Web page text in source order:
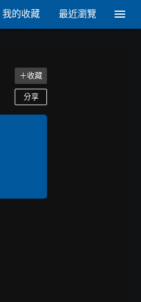
我的收藏 最近瀏覽
＋收藏
分享